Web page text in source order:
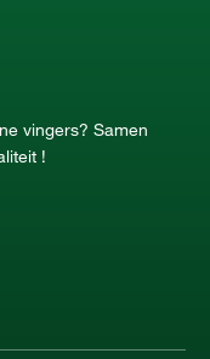
vingers? Samen
!